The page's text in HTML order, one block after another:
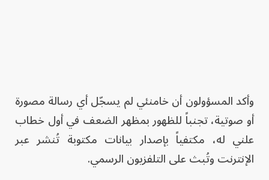
وأكد المسؤولون أن خامنئي لم يسجّل أي رسالة مصورة
أو صوتية، تجنباً للظهور بمظهر الضعف في أول خطاب
علني له، مكتفياً بإصدار بيانات مكتوبة تُنشر عبر
الإنترنت وتُبث على التلفزيون الرسمي.